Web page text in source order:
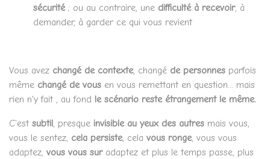
sécurité; ou au contraire, une difficulté à recevoir, à
demander, à garder ce qui vous revient
Vous avez changé de contexte, changé de personnes parfois
même changé de vous en vous remettant en question... mais
rien n'y fait , au fond le scénario reste étrangement le même.
C'est subtil, presque invisible au yeux des autres mais vous,
vous le sentez, cela persiste, cela vous ronge, vous vous
adaptez, vous vous suradaptez et plus le temps passe, plus